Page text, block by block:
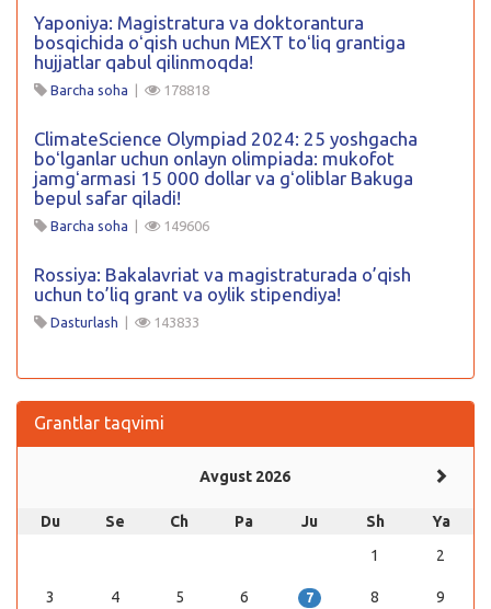
Yaponiya: Magistratura va doktorantura
bosqichida oʻqish uchun MEXT toʻliq grantiga
hujjatlar qabul qilinmoqda!
Barcha soha | 178818
ClimateScience Olympiad 2024: 25 yoshgacha
boʻlganlar uchun onlayn olimpiada: mukofot
jamgʻarmasi 15 000 dollar va gʻoliblar Bakuga
bepul safar qiladi!
Barcha soha | 149606
Rossiya: Bakalavriat va magistraturada o’qish
uchun to’liq grant va oylik stipendiya!
Dasturlash | 143833
Grantlar taqvimi
Avgust 2026
Du Se Ch Pa Ju Sh
Ya
1
2
3 4 5 6 7 8 9